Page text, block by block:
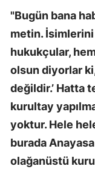
"Bugün bana
metin.
hukukçular,
olsun diyorlar
değildir.’ Hatta
kurultay
yoktur. Hele
burada
olağanüstü